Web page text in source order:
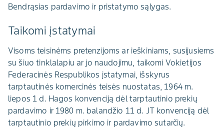
Bendrąsias pardavimo ir pristatymo sąlygas.
Taikomi įstatymai
Visoms teisinėms pretenzijoms ar ieškiniams, susijusiems
su šiuo tinklalapiu ar jo naudojimu, taikomi Vokietijos
Federacinės Respublikos įstatymai, išskyrus
tarptautinės komercinės teisės nuostatas, 1964 m.
liepos 1 d. Hagos konvenciją dėl tarptautinio prekių
pardavimo ir 1980 m. balandžio 11 d. JT konvenciją dėl
tarptautinio prekių pirkimo ir pardavimo sutarčių.